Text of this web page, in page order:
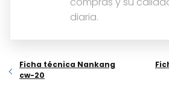
diaria.
Ficha técnica Nankang
cw-20